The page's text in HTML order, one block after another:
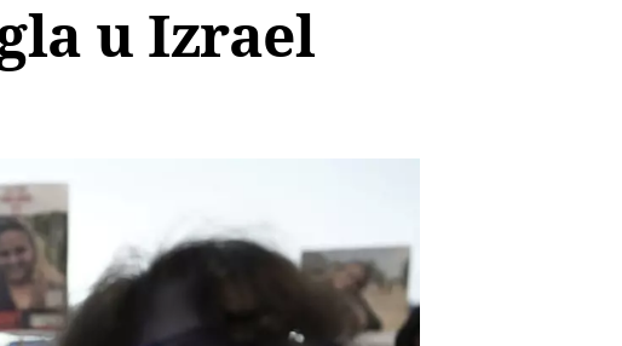
u Izrael